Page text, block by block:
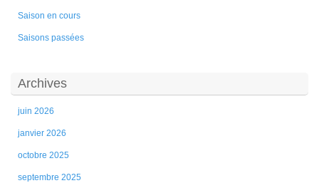
Saison en cours
Saisons passées
Archives
juin 2026
janvier 2026
octobre 2025
septembre 2025